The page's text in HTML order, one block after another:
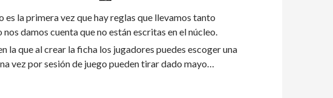
es la primera vez que hay reglas que llevamos tanto
damos cuenta que no están escritas en el núcleo.
la que al crear la ficha los jugadores puedes escoger una
vez por sesión de juego pueden tirar dado mayo…